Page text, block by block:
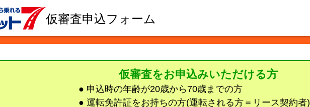
仮審査申込フォーム
仮審査をお申込みいただける方
● 申込時の年齢が20歳から70歳までの方
● 運転免許証をお持ちの方(運転される方＝リース契約者)